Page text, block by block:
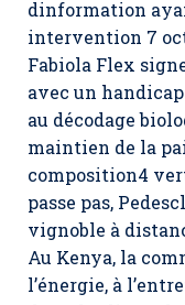
dinformation
intervention 7
Fabiola Flex
avec un
au décodage
maintien de la
composition4
passe pas,
vignoble à
Au Kenya, la
l’énergie, à